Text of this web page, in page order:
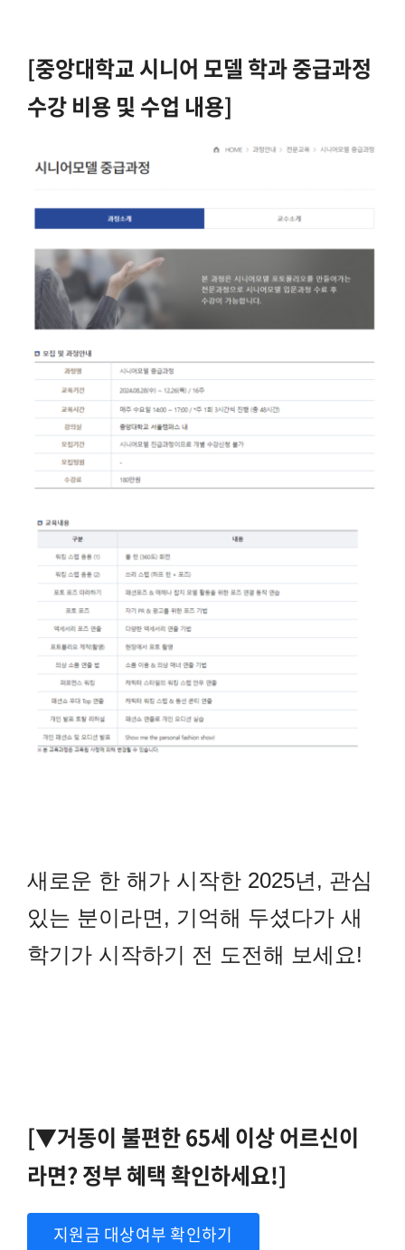
[중앙대학교 시니어 모델 학과 중급과정
수강 비용 및 수업 내용]
새로운 한 해가 시작한 2025년, 관심
있는 분이라면, 기억해 두셨다가 새
학기가 시작하기 전 도전해 보세요!
[▼거동이 불편한 65세 이상 어르신이
라면? 정부 혜택 확인하세요!]
지원금 대상여부 확인하기